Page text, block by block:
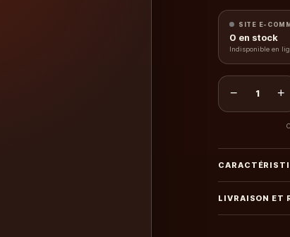
SITE E-
0 en stock
Indisponible en
− 1 +
LIVRAISON ET